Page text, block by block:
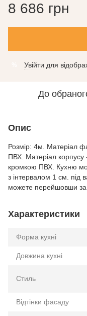
8 686 грн
Увійти для
До
Опис
Розмір: 4м. Матеріал
ПВХ. Матеріал
кромкою ПВХ. Кухню
з інтервалом 1 см. під
можете перейшовши за
Характеристики
Форма кухні
Довжина кухні
Стиль
Відтінки фасаду